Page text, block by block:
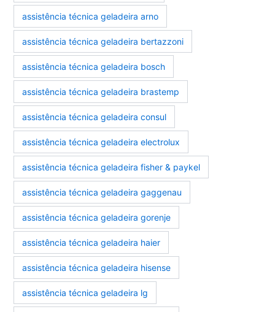
assistência técnica geladeira arno
assistência técnica geladeira bertazzoni
assistência técnica geladeira bosch
assistência técnica geladeira brastemp
assistência técnica geladeira consul
assistência técnica geladeira electrolux
assistência técnica geladeira fisher & paykel
assistência técnica geladeira gaggenau
assistência técnica geladeira gorenje
assistência técnica geladeira haier
assistência técnica geladeira hisense
assistência técnica geladeira lg